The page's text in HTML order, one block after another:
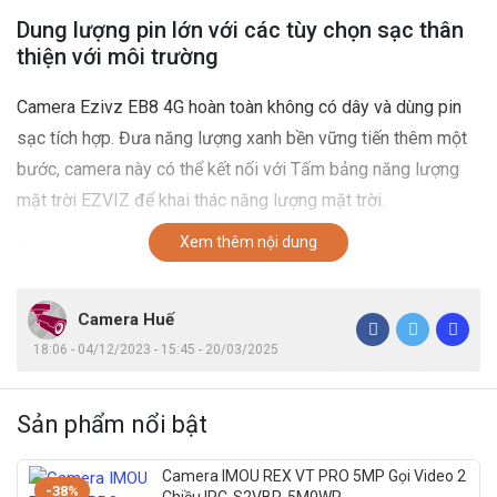
Dung lượng pin lớn với các tùy chọn sạc thân
thiện với môi trường
Camera Ezivz EB8 4G hoàn toàn không có dây và dùng pin
sạc tích hợp. Đưa năng lượng xanh bền vững tiến thêm một
bước, camera này có thể kết nối với Tấm bảng năng lượng
mặt trời EZVIZ để khai thác năng lượng mặt trời.
Quan sát mọi chi tiết với đầy đủ màu sắc, cả
ngày lẫn đêm
đẹp đầy màu sắc cho cảnh vật tự nhiên xung quanh, kể cả
lúc đêm khuya. Kẻ xấu sẽ không còn cơ hội lợi dụng bóng
Xem thêm nội dung
Camera Huế
18:06 - 04/12/2023 - 15:45 - 20/03/2025
Sản phẩm nổi bật
-38%
Camera IMOU REX VT PRO 5MP Gọi Video 2